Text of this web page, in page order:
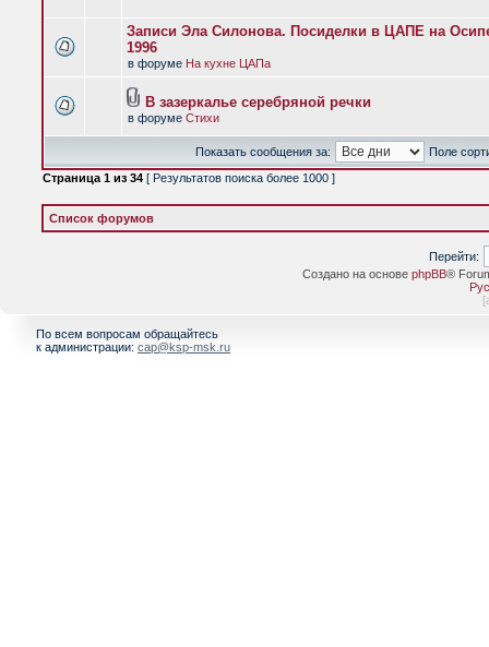
Записи Эла Силонова. Посиделки в ЦАПЕ на
1996
в форуме На кухне ЦАПа
В зазеркалье серебряной речки
в форуме Стихи
Показать сообщения за:
Поле
Страница 1 из 34 [ Результатов поиска более 1000 ]
Список форумов
Перейти:
Создано на основе phpBB®
[
По всем вопросам обращайтесь
к администрации: cap@ksp-msk.ru